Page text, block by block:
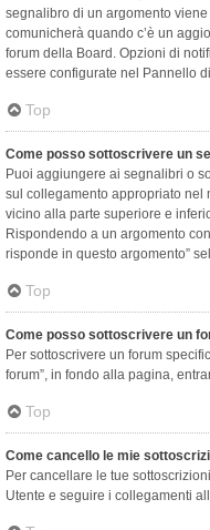
segnalibro di un argomento
comunicherà quando c’è un
forum della Board. Opzioni di
essere configurate nel Pannello
Top
Come posso sottoscrivere un
Puoi aggiungere ai segnalibri o
sul collegamento appropriato nel
vicino alla parte superiore e
Rispondendo a un argomento
risponde in questo argomento”
Top
Come posso sottoscrivere un
Per sottoscrivere un forum
forum”, in fondo alla pagina,
Top
Come cancello le mie
Per cancellare le tue
Utente e seguire i collegamenti